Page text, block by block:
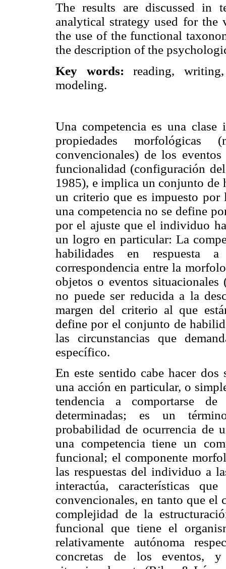
The results are discussed
analytical strategy used for the
the use of the functional
the description of the
Key words: reading,
modeling.
Una competencia es una
propiedades morfológicas
convencionales) de los
funcionalidad (configuración
1985), e implica un conjunto de
un criterio que es impuesto por
una competencia no se define
por el ajuste que el individuo
un logro en particular: La
habilidades en respuesta
correspondencia entre la
objetos o eventos
no puede ser reducida a la
margen del criterio al que
define por el conjunto de
las circunstancias que
específico.
En este sentido cabe hacer dos
una acción en particular, o
tendencia a comportarse de
determinadas; es un
probabilidad de ocurrencia de
una competencia tiene un
funcional; el componente
las respuestas del individuo a
interactúa, características
convencionales, en tanto que el
complejidad de la
funcional que tiene el
relativamente autónoma
concretas de los eventos,